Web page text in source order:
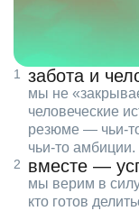
забота и
мы не
человеческие
резюме —
чьи‑то амбиции.
вместе —
мы верим в
кто готов